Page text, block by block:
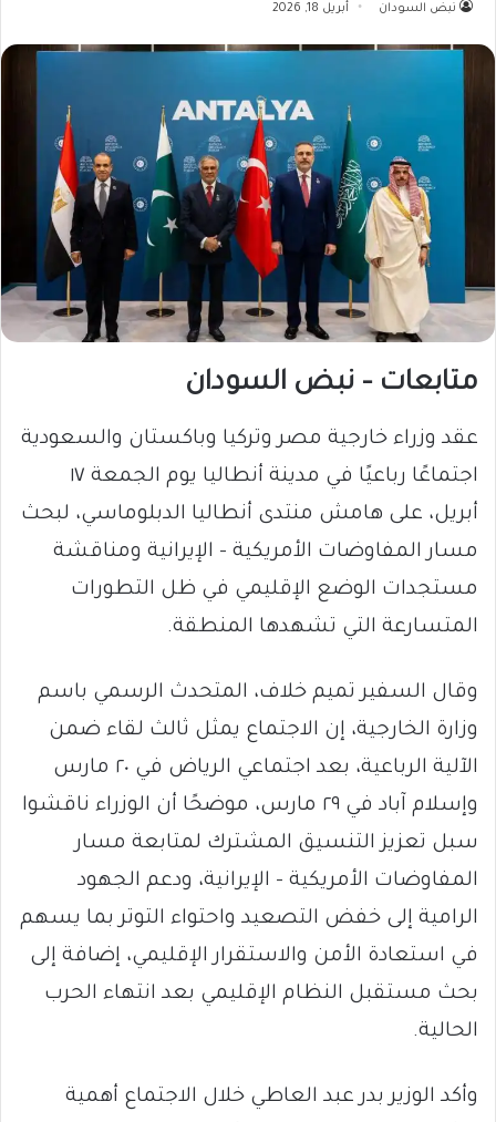
نبض السودان أبريل 18, 2026
متابعات – نبض السودان
عقد وزراء خارجية مصر وتركيا وباكستان والسعودية
اجتماعًا رباعيًا في مدينة أنطاليا يوم الجمعة ١٧
أبريل، على هامش منتدى أنطاليا الدبلوماسي، لبحث
مسار المفاوضات الأمريكية – الإيرانية ومناقشة
مستجدات الوضع الإقليمي في ظل التطورات
المتسارعة التي تشهدها المنطقة.
وقال السفير تميم خلاف، المتحدث الرسمي باسم
وزارة الخارجية، إن الاجتماع يمثل ثالث لقاء ضمن
الآلية الرباعية، بعد اجتماعي الرياض في ٢٠ مارس
وإسلام آباد في ٢٩ مارس، موضحًا أن الوزراء ناقشوا
سبل تعزيز التنسيق المشترك لمتابعة مسار
المفاوضات الأمريكية – الإيرانية، ودعم الجهود
الرامية إلى خفض التصعيد واحتواء التوتر بما يسهم
في استعادة الأمن والاستقرار الإقليمي، إضافة إلى
بحث مستقبل النظام الإقليمي بعد انتهاء الحرب
الحالية.
وأكد الوزير بدر عبد العاطي خلال الاجتماع أهمية